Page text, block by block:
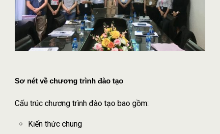
Sơ nét về chương trình đào tạo
Cấu trúc chương trình đào tạo bao gồm:
Kiến thức chung